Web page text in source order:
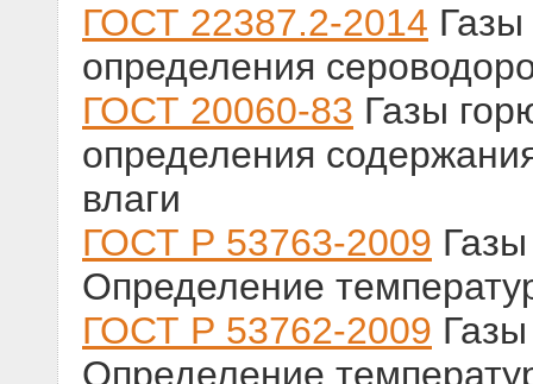
ГОСТ 22387.2-2014
определения
ГОСТ 20060-83 Газы
определения
влаги
ГОСТ Р 53763-2009
Определение
ГОСТ Р 53762-2009
Определение